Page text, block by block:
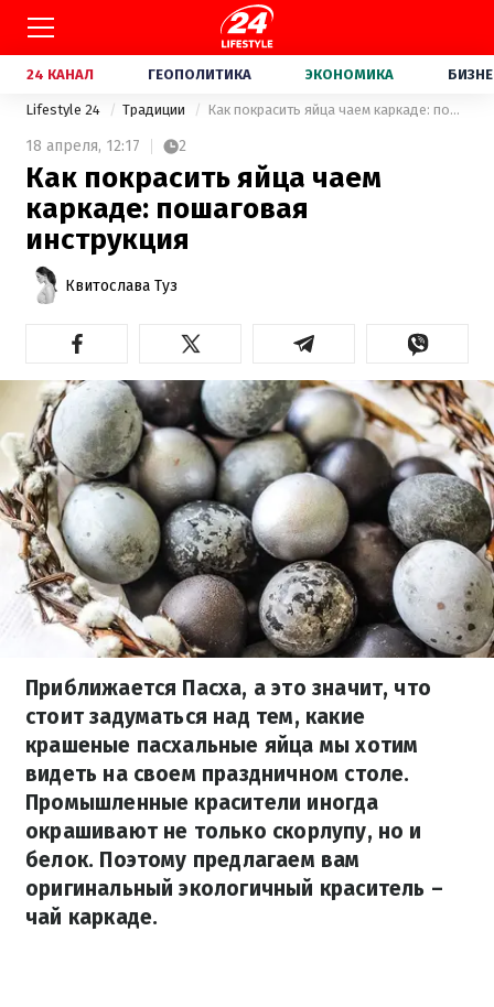
24 КАНАЛ ГЕОПОЛИТИКА ЭКОНОМИКА
Lifestyle 24 Традиции Как покрасить яйца чаем каркаде: пошаговая инструкция
18 апреля, 12:17 2
Как покрасить яйца чаем
каркаде: пошаговая
инструкция
Квитослава Туз
Приближается Пасха, а это значит, что
стоит задуматься над тем, какие
крашеные пасхальные яйца мы хотим
видеть на своем праздничном столе.
Промышленные красители иногда
окрашивают не только скорлупу, но и
белок. Поэтому предлагаем вам
оригинальный экологичный краситель –
чай каркаде.